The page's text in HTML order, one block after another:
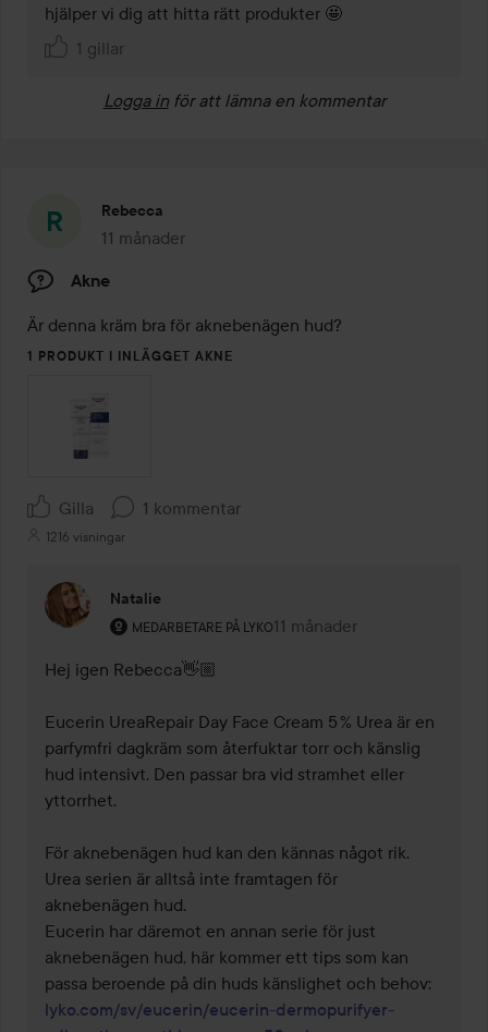
hjälper vi dig att hitta rätt produkter 🤩
1 gillar
Logga in för att lämna en kommentar
Rebecca
11 månader
Inlägget skapades 11 månader
Akne
Är denna kräm bra för aknebenägen hud?
1 PRODUKT I INLÄGGET AKNE
Gilla 1 kommentar
1216 visningar
Natalie
MEDARBETARE PÅ LYKO
Användarens roll: Medarbetare på Lyko.
11 månader
Kommentaren lades 11
Hej igen Rebecca👋🏼
Eucerin UreaRepair Day Face Cream 5 % Urea är en
parfymfri dagkräm som återfuktar torr och känslig
hud intensivt. Den passar bra vid stramhet eller
yttorrhet.
För aknebenägen hud kan den kännas något rik.
Urea serien är alltså inte framtagen för
aknebenägen hud.
Eucerin har däremot en annan serie för just
aknebenägen hud, här kommer ett tips som kan
lyko.com/sv/eucerin/eucerin-dermopurifyer-